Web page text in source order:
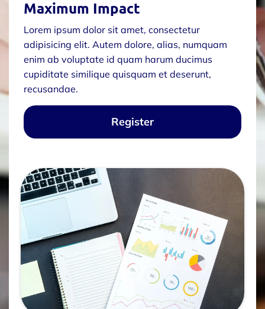
Maximum Impact
Lorem ipsum dolor sit amet, consectetur
adipisicing elit. Autem dolore, alias, numquam
enim ab voluptate id quam harum ducimus
cupiditate similique quisquam et deserunt,
recusandae.
Register